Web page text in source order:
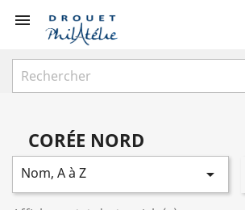

CORÉE NORD
Nom, A à Z 